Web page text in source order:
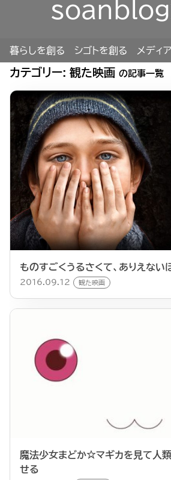
soanblog
暮らしを創る シゴトを創る メディ
カテゴリー: 観た映画 の記事一覧
ものすごくうるさくて、ありえない
2016.09.12 観た映画
魔法少女まどか☆マギカを見て人
せる